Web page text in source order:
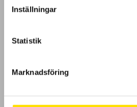
Inställningar
Statistik
Marknadsföring